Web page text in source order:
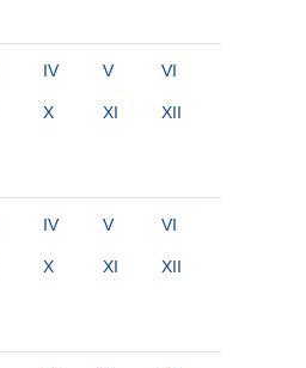
IV V VI
X XI XII
IV V VI
X XI XII